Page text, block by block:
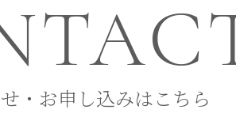
・お申し込みはこちら